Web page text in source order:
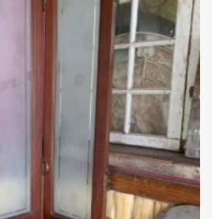
ao
Favoritos